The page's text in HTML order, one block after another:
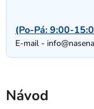
(Po-Pá: 9:00-
E-mail -
Návod